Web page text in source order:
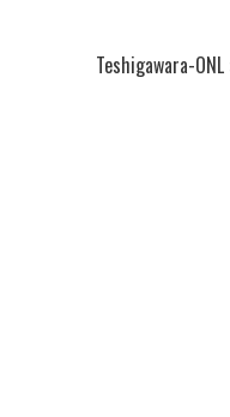
Teshigawara-